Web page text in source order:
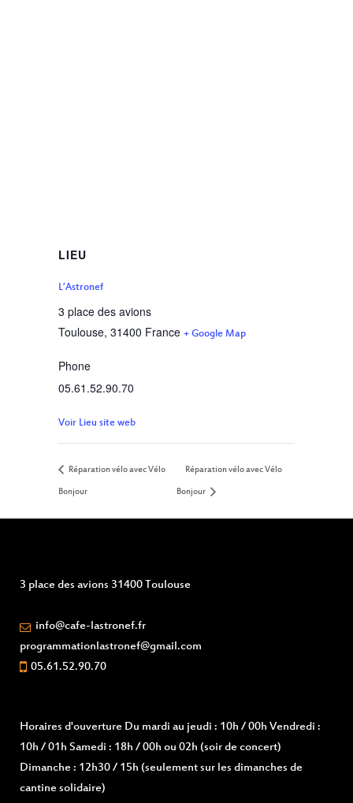
LIEU
L’Astronef
3 place des avions
Toulouse, 31400 France + Google Map
Phone
05.61.52.90.70
Voir Lieu site web
Réparation vélo avec Vélo
Bonjour
Réparation vélo avec Vélo
Bonjour
3 place des avions 31400 Toulouse
info@cafe-lastronef.fr
programmationlastronef@gmail.com
05.61.52.90.70
Horaires d'ouverture Du mardi au jeudi : 10h / 00h Vendredi :
10h / 01h Samedi : 18h / 00h ou 02h (soir de concert)
Dimanche : 12h30 / 15h (seulement sur les dimanches de
cantine solidaire)